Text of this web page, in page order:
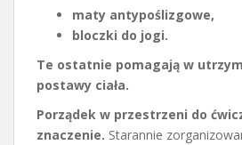
maty antypoślizgowe,
bloczki do jogi.
Te ostatnie pomagają w
postawy ciała.
Porządek w przestrzeni do
znaczenie. Starannie